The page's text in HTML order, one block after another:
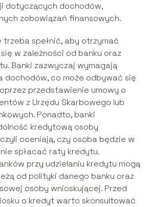
dotyczących dochodów,
zobowiązań finansowych.
trzeba spełnić, aby otrzymać
w zależności od banku oraz
Banki zazwyczaj wymagają
dochodów, co może odbywać się
przedstawienie umowy o
z Urzędu Skarbowego lub
Ponadto, banki
kredytową osoby
oceniają, czy osoba będzie w
spłacać raty kredytu.
przy udzielaniu kredytu mogą
od polityki danego banku oraz
osoby wnioskującej. Przed
o kredyt warto skonsultować